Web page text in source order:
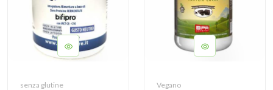
senza glutine Vegano